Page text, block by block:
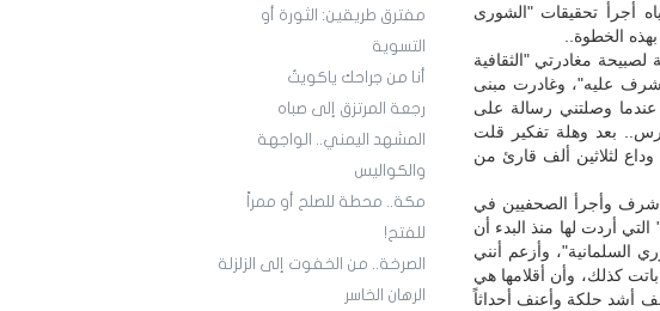
مفترق طريقين: الثورة أو
التسوية
أنا من جراحك ياكويتُ
رجعة المرتزق إلى صباه
المشهد اليمني.. الواجهة
والكواليس
مكة.. محطة للصلح أو ممراً
للفتح!
الصرخة.. من الخفوت إلى الزلزلة
الرهان الخاسر
أجرأ تحقيقات "الشورى
الخطوة..
النشر، وفي 2006 في ليلة مماثلة لصبيحة مغادرتي "الثقافية
كمشرف عليه"، وغادرت مبنى
وصلتني رسالة على
بعد وهلة تفكير قلت
لثلاثين ألف قارئ من
أشرف وأجرأ الصحفيين في
أردت لها منذ البدء أن
السلمانية"، وأزعم أنني
كذلك، وأن أقلامها هي
أشد حلكة وأعنف أحداثاً